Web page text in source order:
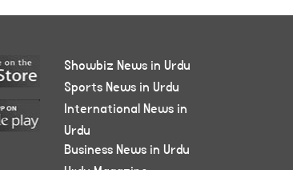
Showbiz News in Urdu
Sports News in Urdu
International News in
Urdu
Business News in Urdu